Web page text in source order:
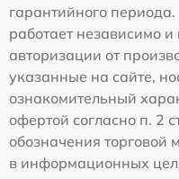
гарантийного
работает независимо
авторизации от
указанные на сайте,
ознакомительный
офертой согласно п. 2
обозначения торговой
в информационных